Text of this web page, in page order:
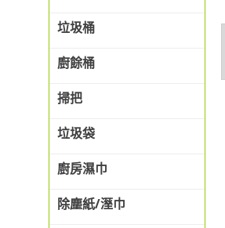
垃圾桶
廚餘桶
掃把
垃圾袋
廚房濕巾
除塵紙/溼巾